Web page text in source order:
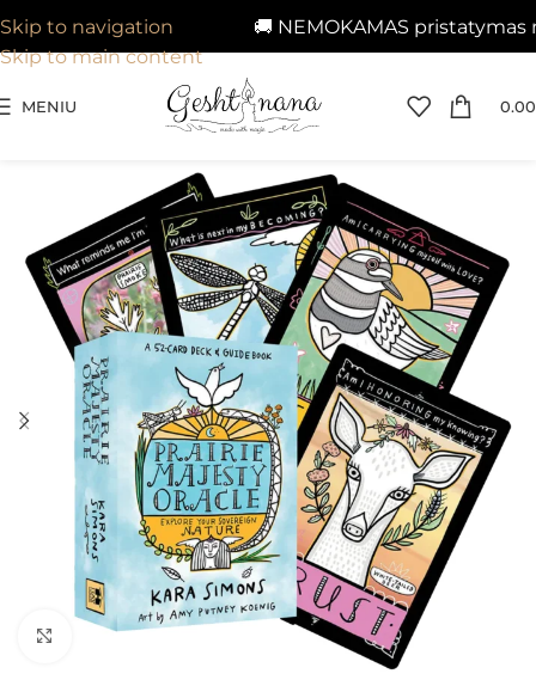
🚚 NEMOKAMAS pristatymas
Skip to navigation
Skip to main content
MENIU 0.00
Spustelėkite, kad padidintumėte